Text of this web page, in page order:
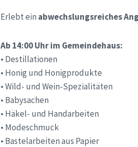
Erlebt ein abwechslungsreiches
Ab 14:00 Uhr im Gemeindehaus:
• Destillationen
• Honig und Honigprodukte
• Wild- und Wein-Spezialitäten
• Babysachen
• Häkel- und Handarbeiten
• Modeschmuck
• Bastelarbeiten aus Papier